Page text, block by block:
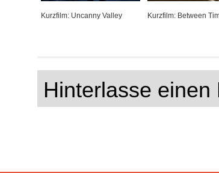
Kurzfilm: Uncanny Valley Kurzfilm: Between
Hinterlasse einen